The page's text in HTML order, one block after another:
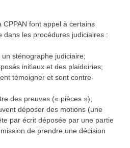
font appel à certains
dans les procédures judiciaires :
sténographe judiciaire;
initiaux et des plaidoiries;
témoigner et sont contre-
des preuves (« pièces »);
déposer des motions (une
par écrit déposée par une partie
de prendre une décision